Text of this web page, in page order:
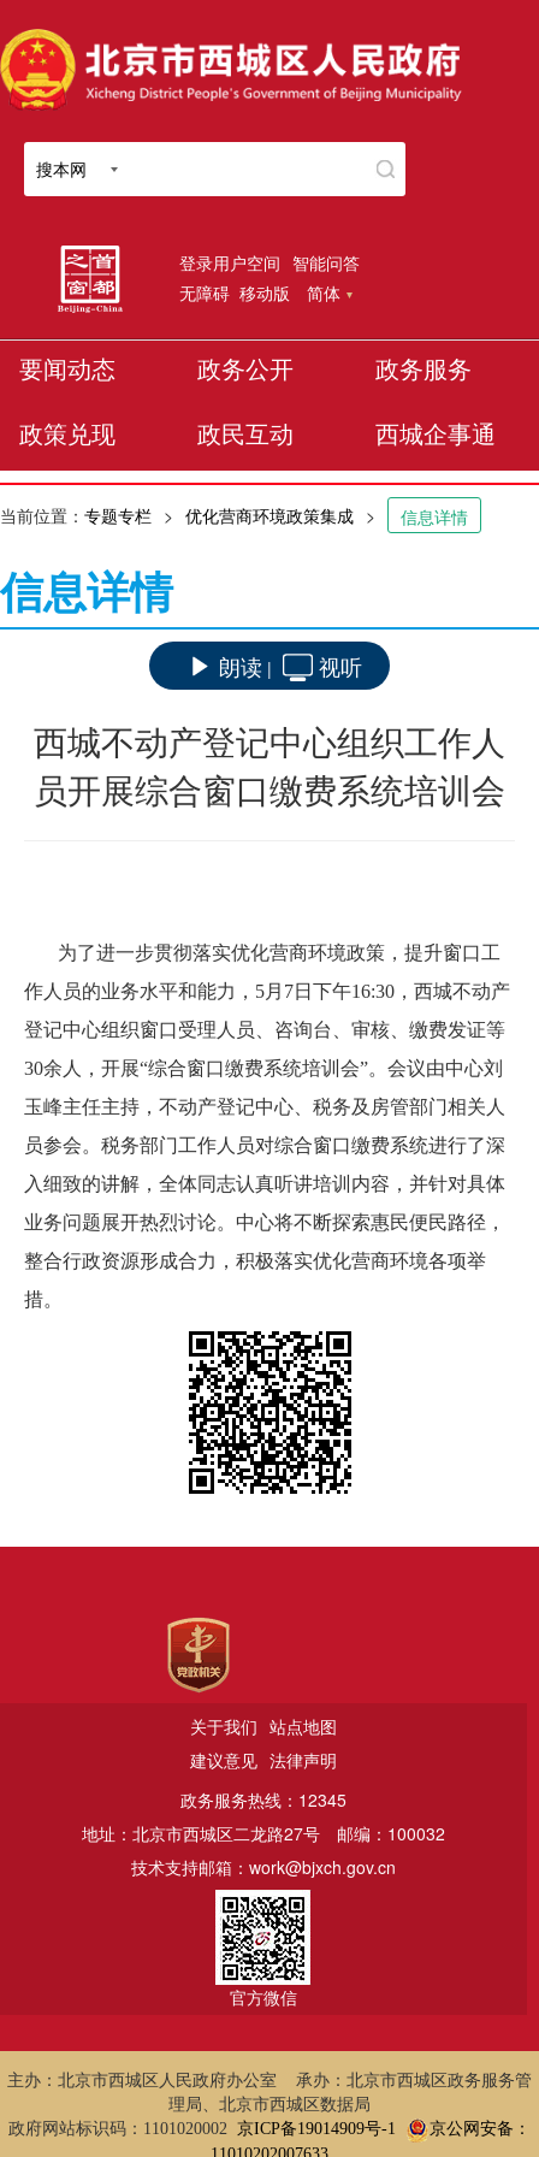
搜本网
登录用户空间 智能问答
无障碍 移动版 简体
要闻动态 政务公开 政务服务
政策兑现 政民互动 西城企事通
当前位置： 专题专栏 > 优化营商环境政策集成 > 信息详情
信息详情
朗读 | 视听
西城不动产登记中心组织工作人
员开展综合窗口缴费系统培训会
为了进一步贯彻落实优化营商环境政策，提升窗口工
作人员的业务水平和能力，5月7日下午16:30，西城不动产
登记中心组织窗口受理人员、咨询台、审核、缴费发证等
30余人，开展“综合窗口缴费系统培训会”。会议由中心刘
玉峰主任主持，不动产登记中心、税务及房管部门相关人
员参会。税务部门工作人员对综合窗口缴费系统进行了深
入细致的讲解，全体同志认真听讲培训内容，并针对具体
业务问题展开热烈讨论。中心将不断探索惠民便民路径，
整合行政资源形成合力，积极落实优化营商环境各项举
措。
关于我们 站点地图
建议意见 法律声明
政务服务热线：12345
地址：北京市西城区二龙路27号
邮编：100032
技术支持邮箱：work@bjxch.gov.cn
官方微信
主办：北京市西城区人民政府办公室 承办：北京市西城区政务服务管
理局、北京市西城区数据局
政府网站标识码：1101020002 京ICP备19014909号-1
京公网安备：